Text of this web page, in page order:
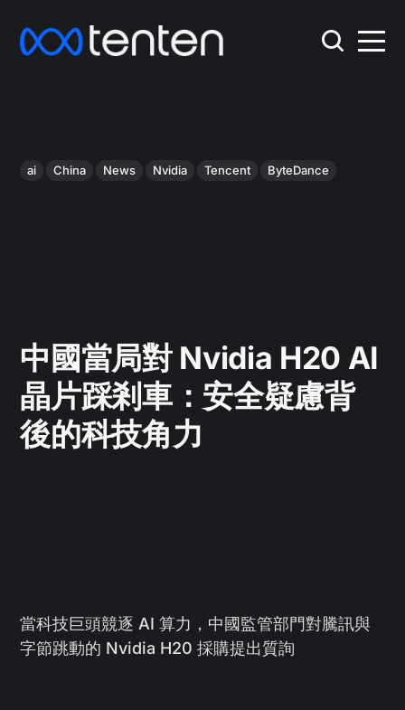
ai China News Nvidia Tencent ByteDance
中國當局對 Nvidia H20 AI
晶片踩剎車：安全疑慮背
後的科技角力
當科技巨頭競逐 AI 算力，中國監管部門對騰訊與
字節跳動的 Nvidia H20 採購提出質詢